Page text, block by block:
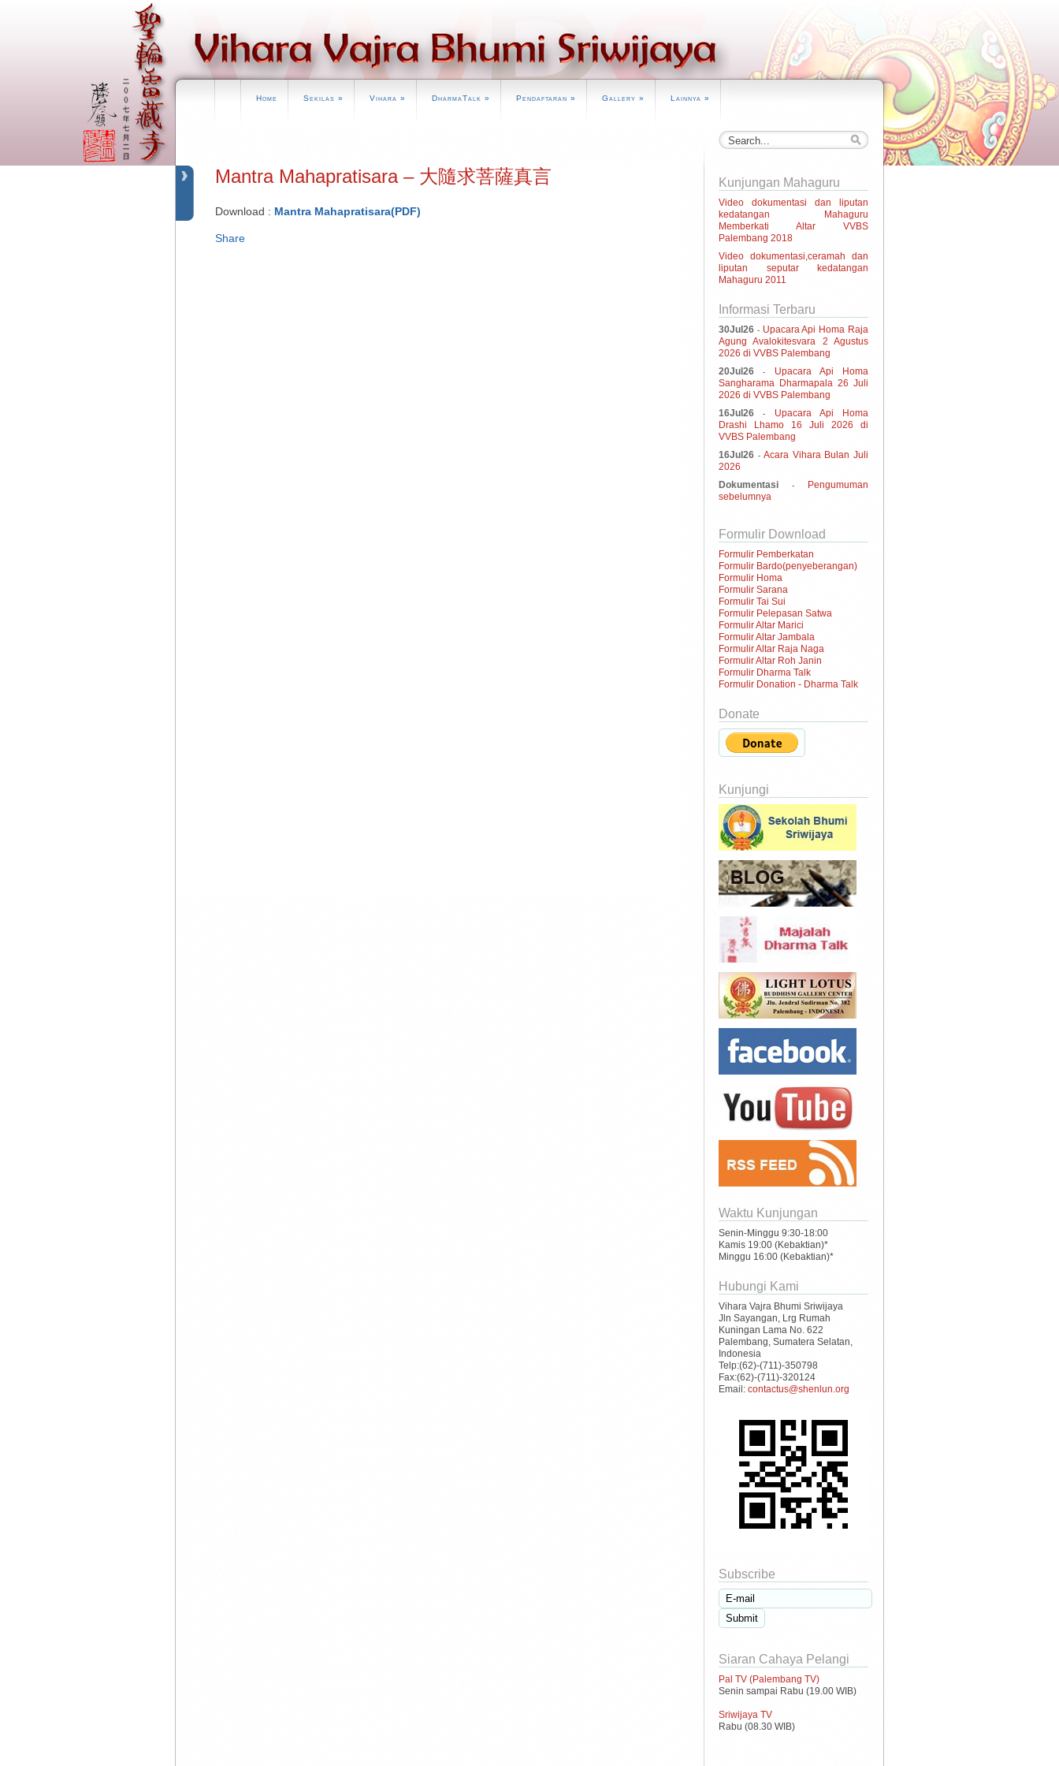
Home Sekilas » Vihara » DharmaTalk » Pendaftaran » Gallery » Lainnya »
Mantra Mahapratisara – 大隨求菩薩真言
Download : Mantra Mahapratisara(PDF)
Share
Kunjungan Mahaguru
Video dokumentasi dan liputan
kedatangan Mahaguru
Memberkati Altar VVBS
Palembang 2018
Video dokumentasi,ceramah dan
liputan seputar kedatangan
Mahaguru 2011
Informasi Terbaru
30Jul26 - Upacara Api Homa Raja
Agung Avalokitesvara 2 Agustus
2026 di VVBS Palembang
20Jul26
-
Upacara Api Homa
Sangharama Dharmapala 26 Juli
2026 di VVBS Palembang
16Jul26
-
Upacara Api Homa
Drashi Lhamo 16 Juli 2026 di
VVBS Palembang
16Jul26 -Acara Vihara Bulan Juli
2026
Dokumentasi
-
Pengumuman
sebelumnya
Formulir Download
Formulir Pemberkatan
Formulir Bardo(penyeberangan)
Formulir Homa
Formulir Sarana
Formulir Tai Sui
Formulir Pelepasan Satwa
Formulir Altar Marici
Formulir Altar Jambala
Formulir Altar Raja Naga
Formulir Altar Roh Janin
Formulir Dharma Talk
Formulir Donation - Dharma Talk
Donate
Kunjungi
Waktu Kunjungan
Senin-Minggu 9:30-18:00
Kamis 19:00 (Kebaktian)*
Minggu 16:00 (Kebaktian)*
Hubungi Kami
Vihara Vajra Bhumi Sriwijaya
Jln Sayangan, Lrg Rumah
Kuningan Lama No. 622
Palembang, Sumatera Selatan,
Indonesia
Telp:(62)-(711)-350798
Fax:(62)-(711)-320124
Email: contactus@shenlun.org
Subscribe
Siaran Cahaya Pelangi
Pal TV (Palembang TV)
Senin sampai Rabu (19.00 WIB)
Sriwijaya TV
Rabu (08.30 WIB)